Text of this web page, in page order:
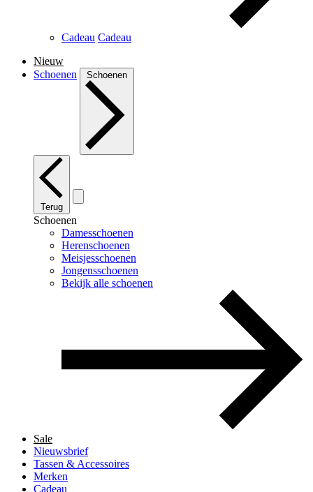
Cadeau Cadeau
Nieuw
Schoenen
Schoenen
Terug
Schoenen
Damesschoenen
Herenschoenen
Meisjesschoenen
Jongensschoenen
Bekijk alle schoenen
Sale
Nieuwsbrief
Tassen & Accessoires
Merken
Cadeau